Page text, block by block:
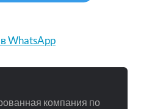
WhatsApp
компания по